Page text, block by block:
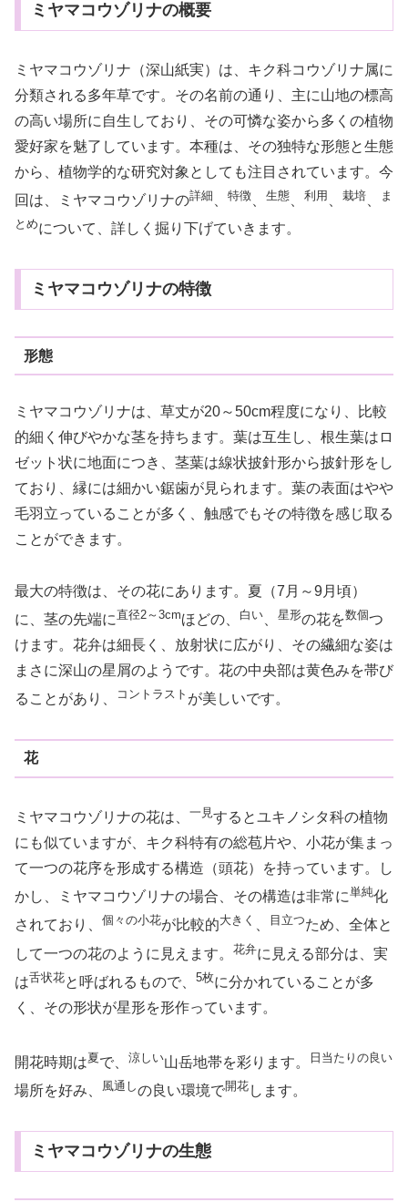
ミヤマコウゾリナの概要
ミヤマコウゾリナ（深山紙実）は、キク科コウゾリナ属に
分類される多年草です。その名前の通り、主に山地の標高
の高い場所に自生しており、その可憐な姿から多くの植物
愛好家を魅了しています。本種は、その独特な形態と生態
から、植物学的な研究対象としても注目されています。今
回は、ミヤマコウゾリナの詳細 特徴 生態 利用 栽培 ま
とめについて、詳しく掘り下げていきます。
ミヤマコウゾリナの特徴
形態
ミヤマコウゾリナは、草丈が20～50cm程度になり、比較
的細く伸びやかな茎を持ちます。葉は互生し、根生葉はロ
ゼット状に地面につき、茎葉は線状披針形から披針形をし
ており、縁には細かい鋸歯が見られます。葉の表面はやや
毛羽立っていることが多く、触感でもその特徴を感じ取る
ことができます。
最大の特徴は、その花にあります。夏（7月～9月頃）
に、茎の先端に直径2～3cmほどの、 白い、 星形の花を数個つ
けます。花弁は細長く、放射状に広がり、その繊細な姿は
まさに深山の星屑のようです。花の中央部は黄色みを帯び
ることがあり、
コントラスト が美しいです。
花
ミヤマコウゾリナの花は、 一見 するとユキノシタ科の植物
にも似ていますが、キク科特有の総苞片や、小花が集まっ
て一つの花序を形成する構造（頭花）を持っています。し
かし、ミヤマコウゾリナの場合、その構造は非常に単純化
されており、 個々の小花が比較的大きく 、 目立つため、全体と
して一つの花のように見えます。 花弁に見える部分は、実
は舌状花と呼ばれるもので、 5枚に分かれていることが多
く、その形状が星形を形作っています。
開花時期は夏で、 涼しい山岳地帯を彩ります。 日当たりの良い
場所を好み、 風通しの良い環境で開花 します。
ミヤマコウゾリナの生態